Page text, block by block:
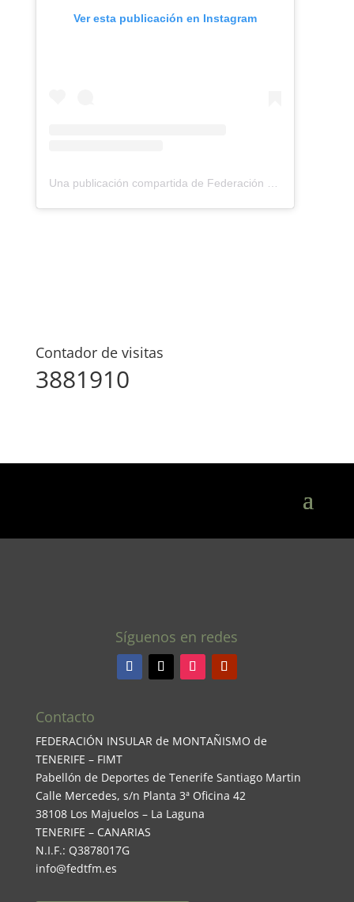
Ver esta publicación en Instagram
Una publicación compartida de Federación Montañismo Tenerife (@federacion_montanismo_tenerife)
Contador de visitas
3881910
Síguenos en redes
Contacto
FEDERACIÓN INSULAR de MONTAÑISMO de
TENERIFE – FIMT
Pabellón de Deportes de Tenerife Santiago Martin
Calle Mercedes, s/n Planta 3ª Oficina 42
38108 Los Majuelos – La Laguna
TENERIFE – CANARIAS
N.I.F.: Q3878017G
info@fedtfm.es